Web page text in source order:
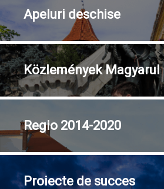
Apeluri deschise
KözleményekMagyarul
Regio 2014-2020
Proiecte de succes